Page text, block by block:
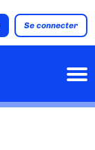
Se connecter